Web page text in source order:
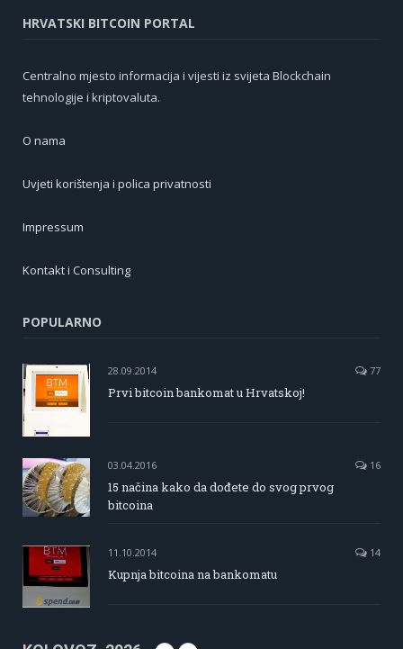
HRVATSKI BITCOIN PORTAL
Centralno mjesto informacija i vijesti iz svijeta Blockchain
tehnologije i kriptovaluta.
O nama
Uvjeti korištenja i polica privatnosti
Impressum
Kontakt i Consulting
POPULARNO
28.09.2014 77
Prvi bitcoin bankomat u Hrvatskoj!
03.04.2016 16
15 načina kako da dođete do svog prvog
bitcoina
11.10.2014 14
Kupnja bitcoina na bankomatu